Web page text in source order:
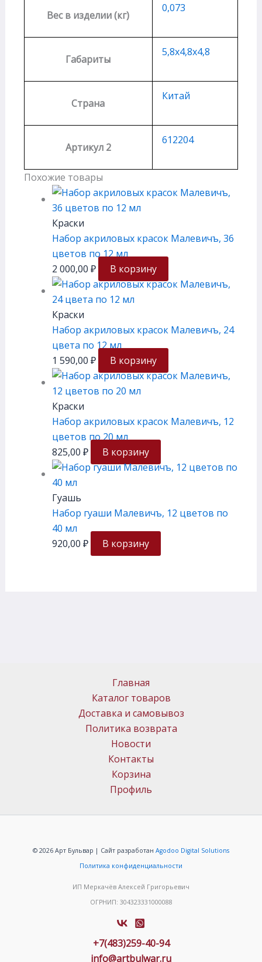
Вес в изделии (кг)
0,073
Габариты
5,8х4,8х4,8
Страна
Китай
Артикул 2
612204
Похожие товары
Краски
Набор акриловых красок Малевичъ, 36
цветов по 12 мл
2 000,00 ₽ В корзину
Краски
Набор акриловых красок Малевичъ, 24
цвета по 12 мл
1 590,00 ₽ В корзину
Краски
Набор акриловых красок Малевичъ, 12
цветов по 20 мл
825,00 ₽ В корзину
Гуашь
Набор гуаши Малевичъ, 12 цветов по
40 мл
920,00 ₽ В корзину
Главная
Каталог товаров
Доставка и самовывоз
Политика возврата
Новости
Контакты
Корзина
Профиль
© 2026 Арт Бульвар | Сайт разработан Agodoo Digital Solutions
Политика конфиденциальности
ИП Меркачёв Алексей Григорьевич
ОГРНИП: 304323331000088
+7(483)259-40-94
info@artbulwar.ru